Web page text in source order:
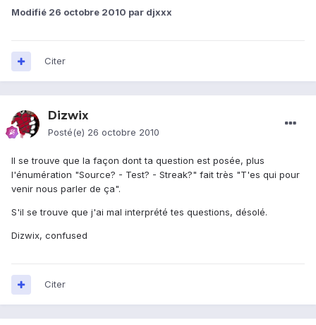
Modifié 26 octobre 2010 par djxxx
Citer
Dizwix
Posté(e) 26 octobre 2010
Il se trouve que la façon dont ta question est posée, plus
l'énumération "Source? - Test? - Streak?" fait très "T'es qui pour
venir nous parler de ça".
S'il se trouve que j'ai mal interprété tes questions, désolé.
Dizwix, confused
Citer